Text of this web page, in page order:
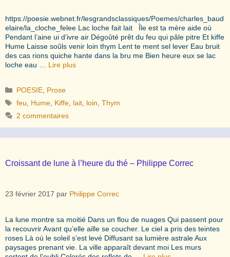
https://poesie.webnet.fr/lesgrandsclassiques/Poemes/charles_baud
elaire/la_cloche_felee Lac loche fait lait Île est ta mère aide où
Pendant l’aine ui d’ivre air Dégoûté prêt du feu qui pâle pitre Et kiffe
Hume Laisse soûls venir loin thym Lent te ment sel lever Eau bruit
des cas rions quiche hante dans la bru me Bien heure eux se lac
loche eau … Lire plus
Catégories
POESIE Prose
Étiquettes
feu Hume Kiffe lait loin ,Thym
2 commentaires
Croissant de lune à l’heure du thé – Philippe Correc
23 février 2017 par Philippe Correc
La lune montre sa moitié Dans un flou de nuages Qui passent pour
la recouvrir Avant qu’elle aille se coucher. Le ciel a pris des teintes
roses Là où le soleil s’est levé Diffusant sa lumière astrale Aux
paysages prenant vie. La ville apparaît devant moi Les murs